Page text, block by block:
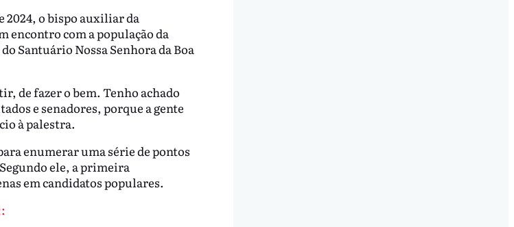
2024, o bispo auxiliar da
com a população da
Santuário Nossa Senhora da Boa
de fazer o bem. Tenho achado
e senadores, porque a gente
à palestra.
enumerar uma série de pontos
ele, a primeira
em candidatos populares.